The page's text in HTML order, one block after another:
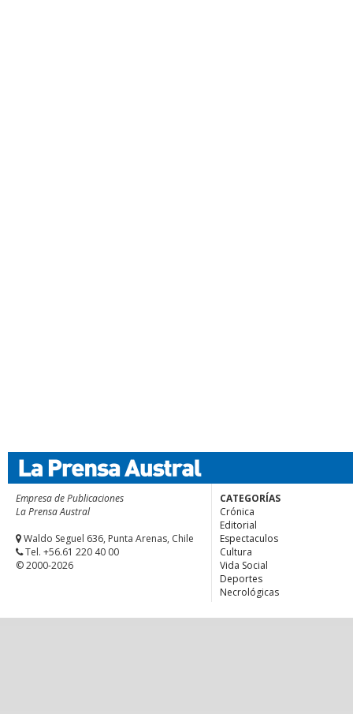
Empresa de Publicaciones
La Prensa Austral
Waldo Seguel 636, Punta Arenas, Chile
Tel. +56.61 220 40 00
© 2000-2026
CATEGORÍAS
Crónica
Editorial
Espectaculos
Cultura
Vida Social
Deportes
Necrológicas